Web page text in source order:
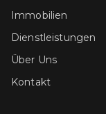
Immobilien
Dienstleistungen
Über Uns
Kontakt